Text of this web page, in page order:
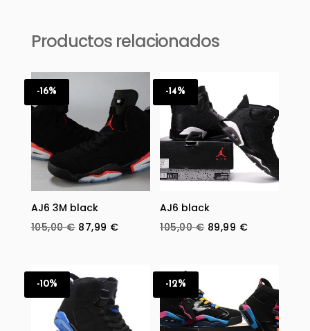
Productos relacionados
-16%
AJ6 3M black
105,00€ Original
105,00 €.
87,99 €Current
87,99 €.
-14%
AJ6 black
105,00€ Original
89,99 €Current
89,99 €.
-10% -12%